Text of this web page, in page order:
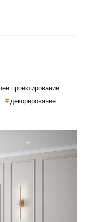
проектирование
декорирование